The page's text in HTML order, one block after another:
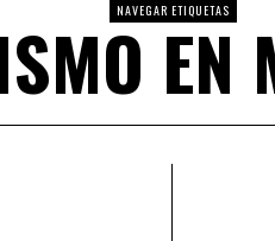
NAVEGAR ETIQUETAS
EN